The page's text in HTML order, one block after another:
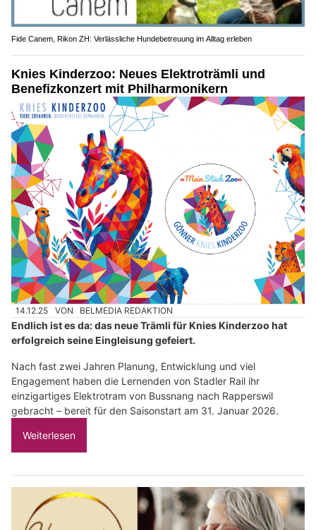
Fide Canem, Rikon ZH: Verlässliche Hundebetreuung im Alltag erleben
Knies Kinderzoo: Neues Elektroträmli und
Benefizkonzert mit Philharmonikern
14.12.25 VON BELMEDIA REDAKTION
Endlich ist es da: das neue Trämli für Knies Kinderzoo hat
erfolgreich seine Eingleisung gefeiert.
Nach fast zwei Jahren Planung, Entwicklung und viel
Engagement haben die Lernenden von Stadler Rail ihr
einzigartiges Elektrotram von Bussnang nach Rapperswil
gebracht – bereit für den Saisonstart am 31. Januar 2026.
Weiterlesen